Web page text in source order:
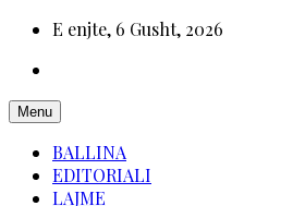
E enjte, 6 Gusht, 2026
Menu
BALLINA
EDITORIALI
LAJME